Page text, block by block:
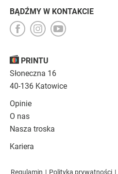
PRINTU
Słoneczna 16
40-136 Katowice
Opinie
O nas
Nasza troska
Kariera
BĄDŹMY W KONTAKCIE
Regulamin | Polityka prywatności |